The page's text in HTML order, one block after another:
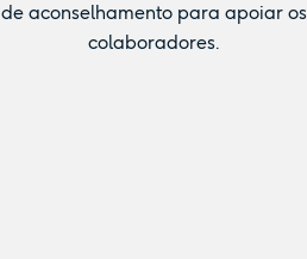
de aconselhamento para apoiar os
colaboradores.